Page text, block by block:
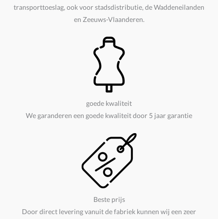
transporttoeslag, ook voor stadsdistributie, de Waddeneilanden
en Zeeuws-Vlaanderen.
goede kwaliteit
We garanderen een goede kwaliteit door 5 jaar garantie
Beste prijs
Door direct levering vanuit de fabriek kunnen wij een zeer